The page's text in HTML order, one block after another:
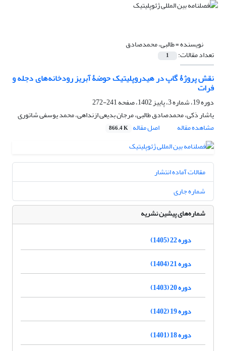
نویسنده =طالبی، محمدصادق
تعداد مقالات: 1
نقش پروژۀ گاپ در هیدروپلیتیک حوضۀ آبریز رودخانه‌های دجله و
فرات
دوره 19، شماره 3، پاییز 1402، صفحه
241-272
یاشار ذکی، محمدصادق طالبی، مرجان بدیعی ازنداهی، محمد یوسفی شاتوری
مشاهده مقاله
اصل مقاله 866.4 K
مقالات آماده انتشار
شماره جاری
شماره‌های پیشین نشریه
دوره 22 (1405)
دوره 21 (1404)
دوره 20 (1403)
دوره 19 (1402)
دوره 18 (1401)